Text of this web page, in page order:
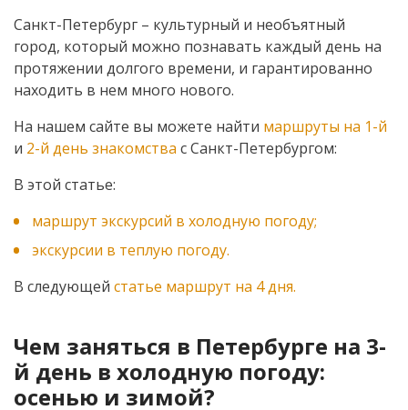
Санкт-Петербург – культурный и необъятный
город, который можно познавать каждый день на
протяжении долгого времени, и гарантированно
находить в нем много нового.
На нашем сайте вы можете найти маршруты на 1-й
и 2-й день знакомства с Санкт-Петербургом:
В этой статье:
маршрут экскурсий в холодную погоду;
экскурсии в теплую погоду.
В следующей статье маршрут на 4 дня.
Чем заняться в Петербурге на 3-
й день в холодную погоду:
осенью и зимой?